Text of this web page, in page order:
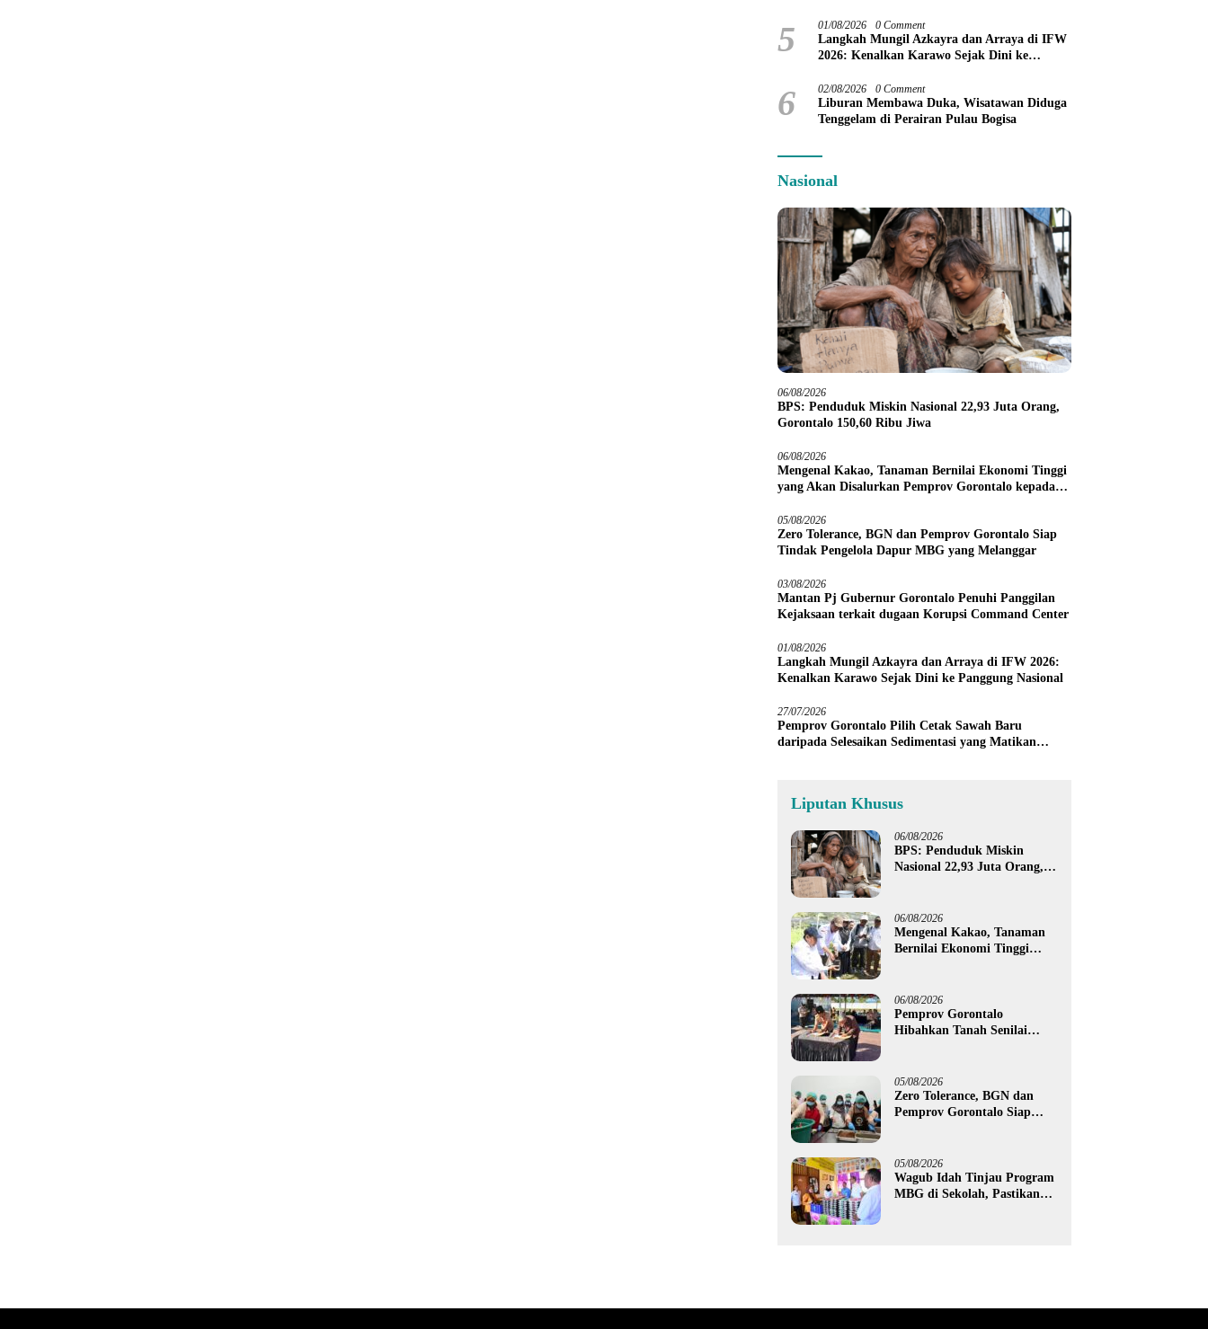
5 01/08/2026 0 Comment
Langkah Mungil Azkayra dan Arraya di IFW
2026: Kenalkan Karawo Sejak Dini ke
6 02/08/2026 0 Comment
Liburan Membawa Duka, Wisatawan Diduga
Tenggelam di Perairan Pulau Bogisa
Nasional
06/08/2026
BPS: Penduduk Miskin Nasional 22,93 Juta Orang,
Gorontalo 150,60 Ribu Jiwa
06/08/2026
Mengenal Kakao, Tanaman Bernilai Ekonomi Tinggi
yang Akan Disalurkan Pemprov Gorontalo kepada
05/08/2026
Zero Tolerance, BGN dan Pemprov Gorontalo Siap
Tindak Pengelola Dapur MBG yang Melanggar
03/08/2026
Mantan Pj Gubernur Gorontalo Penuhi Panggilan
Kejaksaan terkait dugaan Korupsi Command Center
01/08/2026
Langkah Mungil Azkayra dan Arraya di IFW 2026:
Kenalkan Karawo Sejak Dini ke Panggung Nasional
27/07/2026
Pemprov Gorontalo Pilih Cetak Sawah Baru
daripada Selesaikan Sedimentasi yang Matikan
Liputan Khusus
06/08/2026
BPS: Penduduk Miskin
Nasional 22,93 Juta Orang,
06/08/2026
Mengenal Kakao, Tanaman
Bernilai Ekonomi Tinggi
Petani Boalemo
06/08/2026
Pemprov Gorontalo
Hibahkan Tanah Senilai
05/08/2026
Zero Tolerance, BGN dan
Pemprov Gorontalo Siap
05/08/2026
Wagub Idah Tinjau Program
MBG di Sekolah, Pastikan